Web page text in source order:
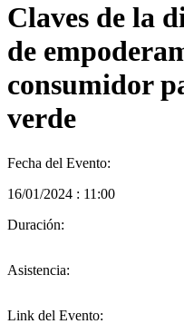
Claves de la
de
consumidor
verde
Fecha del Evento:
16/01/2024 : 11:00
Duración:
Asistencia:
Link del Evento: